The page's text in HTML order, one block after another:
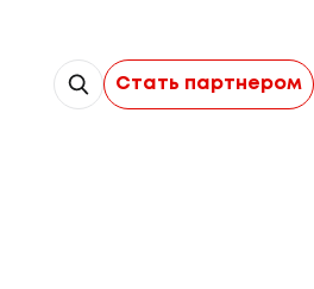
Стать партнером